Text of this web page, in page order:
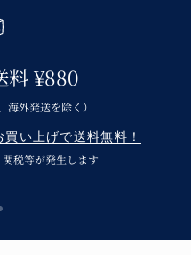
料 ¥880
海外発送を除く）
い上げで送料無料！
税等が発生します
item 1
to item 2
to item 3
Go to item 4